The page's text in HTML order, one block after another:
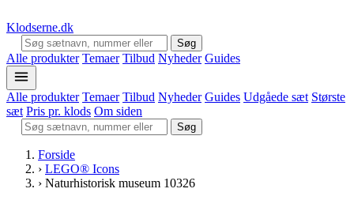
Klodserne.dk
Søg
Alle produkter Temaer Tilbud Nyheder Guides
Alle produkter Temaer Tilbud Nyheder Guides Udgåede sæt Største
sæt Pris pr. klods Om siden
Søg
Forside
› LEGO® Icons
› Naturhistorisk museum 10326